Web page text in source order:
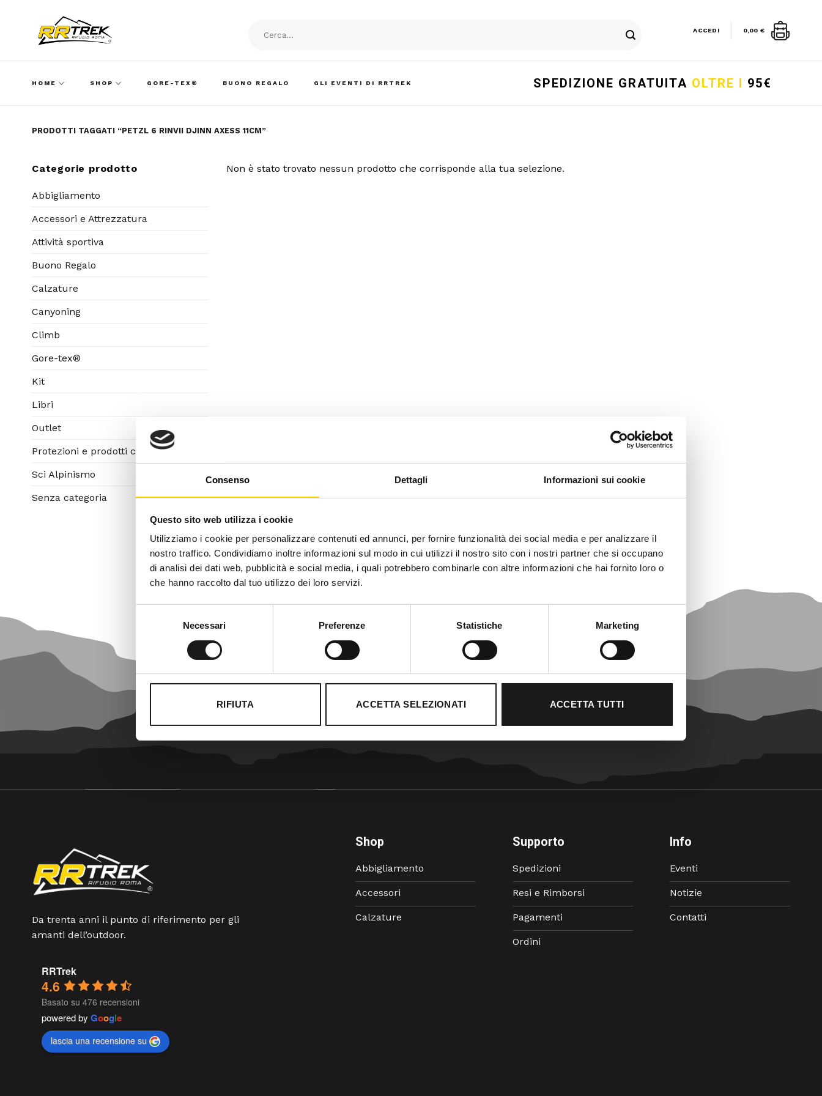
Consenso Dettagli Informazioni sui cookie
Questo sito web utilizza i cookie
Utilizziamo i cookie per personalizzare contenuti ed annunci, per fornire funzionalità dei social media e per analizzare il
nostro traffico. Condividiamo inoltre informazioni sul modo in cui utilizzi il nostro sito con i nostri partner che si occupano
di analisi dei dati web, pubblicità e social media, i quali potrebbero combinarle con altre informazioni che hai fornito loro o
che hanno raccolto dal tuo utilizzo dei loro servizi.
Necessari Preferenze Statistiche Marketing
RIFIUTA ACCETTA SELEZIONATI ACCETTA TUTTI
ACCEDI 0,00 €
HOME SHOP GORE-TEX® BUONO REGALO GLI EVENTI DI RRTREK SPEDIZIONE GRATUITA OLTRE I 95€
PRODOTTI TAGGATI “PETZL 6 RINVII DJINN AXESS 11CM”
Categorie prodotto
Abbigliamento
Accessori e Attrezzatura
Attività sportiva
Buono Regalo
Calzature
Canyoning
Climb
Gore-tex®
Kit
Libri
Outlet
Protezioni e prodotti corpo
Sci Alpinismo
Senza categoria
Non è stato trovato nessun prodotto che corrisponde alla tua selezione.
Da trenta anni il punto di riferimento per gli
amanti dell’outdoor.
RRTrek
4.6
Basato su 476 recensioni
powered by Google
lascia una recensione su
Shop
Abbigliamento
Accessori
Calzature
Supporto
Spedizioni
Resi e Rimborsi
Pagamenti
Ordini
Info
Eventi
Notizie
Contatti